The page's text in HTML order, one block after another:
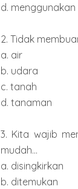
d.
2. Tidak
a. air
b. udara
c. tanah
d. tanaman
3. Kita wajib
mudah...
a. disingkirkan
b. ditemukan